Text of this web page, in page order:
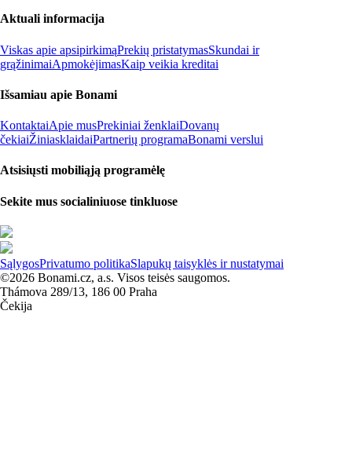
Aktuali informacija
Viskas apie apsipirkimąPrekių pristatymasSkundai ir
grąžinimaiApmokėjimasKaip veikia kreditai
Išsamiau apie Bonami
KontaktaiApie musPrekiniai ženklaiDovanų
čekiaiŽiniasklaidaiPartnerių programaBonami verslui
Atsisiųsti mobiliąją programėlę
Sekite mus socialiniuose tinkluose
SąlygosPrivatumo politikaSlapukų taisyklės ir nustatymai
©2026 Bonami.cz, a.s. Visos teisės saugomos.
Thámova 289/13, 186 00 Praha
Čekija